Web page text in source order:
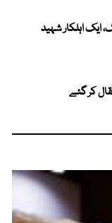
ایک اہلکار شہید
کر گئے